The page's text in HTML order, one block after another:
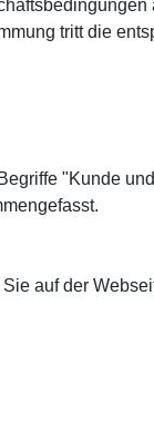
tritt die
"Kunde
auf der